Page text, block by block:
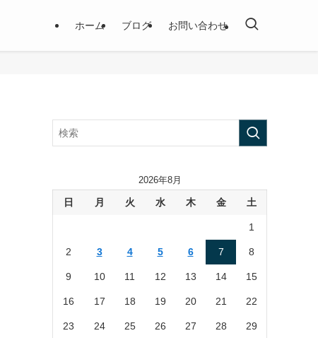
ホーム ブログ お問い合わせ
2026年8月
日 月 火 水 木 金 土
1
2 3 4 5 6 7 8
9 10 11 12 13 14 15
16 17 18 19 20 21 22
23 24 25 26 27 28 29